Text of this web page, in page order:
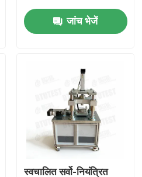
जांच भेजें
स्वचालित सर्वो-नियंत्रित